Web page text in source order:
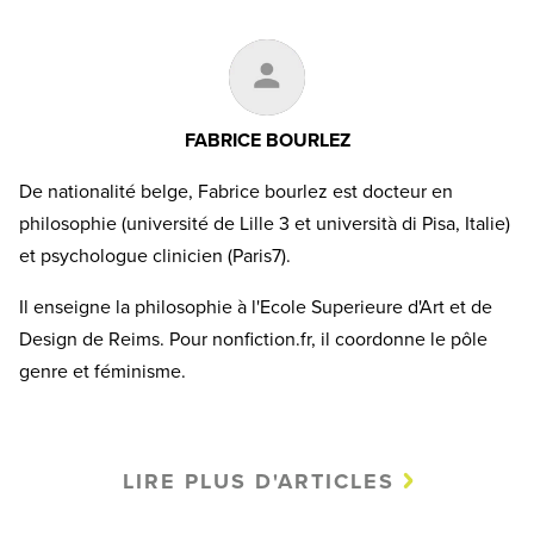
FABRICE BOURLEZ
De nationalité belge, Fabrice bourlez est docteur en
philosophie (université de Lille 3 et università di Pisa, Italie)
et psychologue clinicien (Paris7).
Il enseigne la philosophie à l'Ecole Superieure d'Art et de
Design de Reims. Pour nonfiction.fr, il coordonne le pôle
genre et féminisme.
LIRE PLUS D'ARTICLES